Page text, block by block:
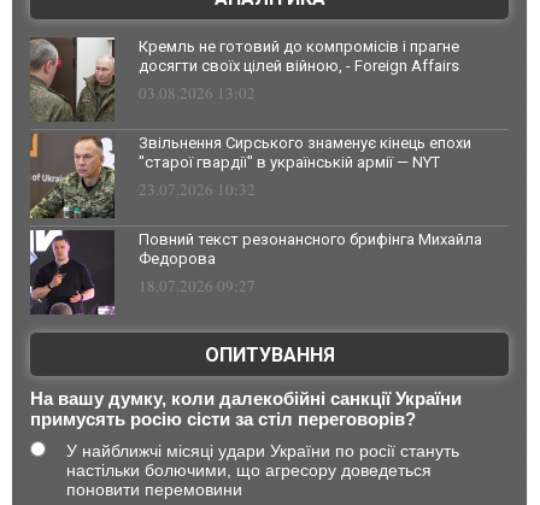
Кремль не готовий до компромісів і прагне
досягти своїх цілей війною, - Foreign Affairs
03.08.2026 13:02
Звільнення Сирського знаменує кінець епохи
"старої гвардії" в українській армії — NYT
23.07.2026 10:32
Повний текст резонансного брифінга Михайла
Федорова
18.07.2026 09:27
ОПИТУВАННЯ
На вашу думку, коли далекобійні санкції України
примусять росію сісти за стіл переговорів?
У найближчі місяці удари України по росії стануть
настільки болючими, що агресору доведеться
поновити перемовини